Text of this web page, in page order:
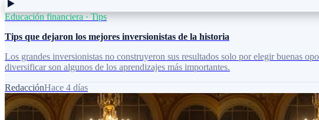
Educación financiera·Tips
Tips que dejaron los mejores inversionistas de la historia
Los grandes inversionistas no construyeron sus resultados solo por elegir buenas
diversificar son algunos de los aprendizajes más importantes.
RedacciónHace 4 días